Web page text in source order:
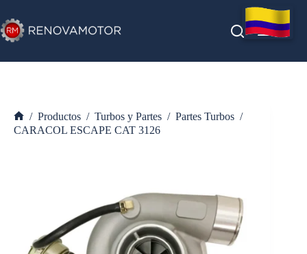
al
contenido
Inicio
/ Productos / Turbos y Partes / Partes Turbos /
CARACOL ESCAPE CAT 3126